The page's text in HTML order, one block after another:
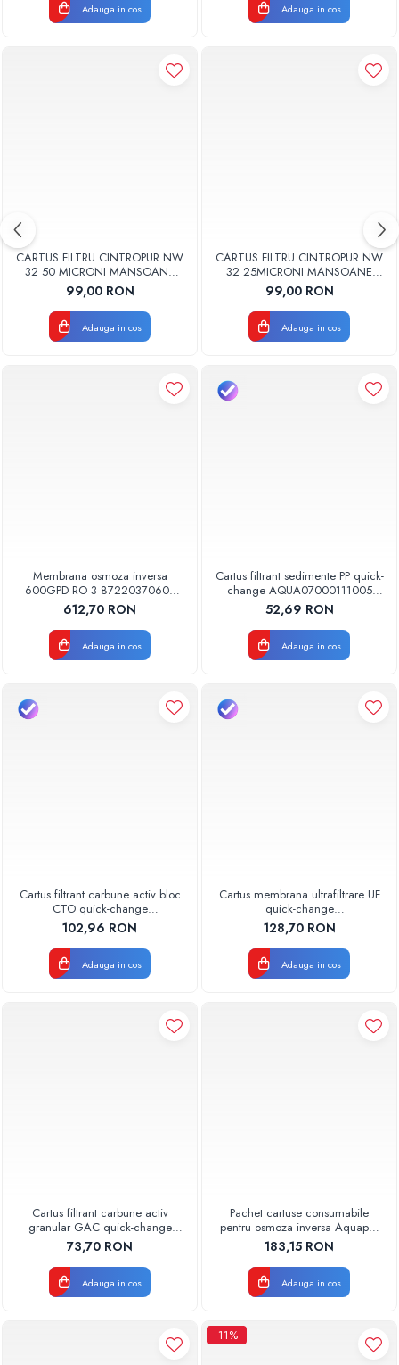
Adauga in cos Adauga in cos
CARTUS FILTRU CINTROPUR NW
32 50 MICRONI MANSOANE
FILTRARE SET 5BUC
99,00 RON
Adauga in cos
CARTUS FILTRU CINTROPUR NW
32 25MICRONI MANSOANE
FILTRARE SET 5BUC
99,00 RON
Adauga in cos
Membrana osmoza inversa
600GPD RO 3 87220370603
RO-600 Aquapur Valhoh Valrom
612,70 RON
Adauga in cos
Cartus filtrant sedimente PP quick-
change AQUA07000111005
Aquapur Valhoh Valrom
52,69 RON
Adauga in cos
Cartus filtrant carbune activ bloc
CTO quick-change
AQUA07010411000 Aquapur
Valhoh Valrom
102,96 RON
Adauga in cos
Cartus membrana ultrafiltrare UF
quick-change
AQUA08000011001 Aquapur
Valhoh Valrom
128,70 RON
Adauga in cos
Cartus filtrant carbune activ
granular GAC quick-change
AQUA07000511000 Aquapur
Valhoh Valrom
73,70 RON
Adauga in cos
Pachet cartuse consumabile
pentru osmoza inversa Aquapur
Valhoh Valrom
183,15 RON
Adauga in cos
-11%